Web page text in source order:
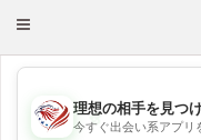
Toggle
💖
理想の相手を見つ
今すぐ出会い系アプリ